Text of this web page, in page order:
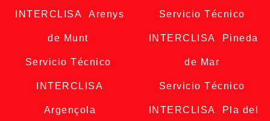
INTERCLISA Arenys
de Munt
Servicio Técnico
INTERCLISA
Argençola
Servicio Técnico
INTERCLISA Pineda
de Mar
Servicio Técnico
INTERCLISA Pla del